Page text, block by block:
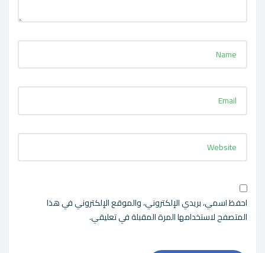
احفظ اسمي، بريدي الإلكتروني، والموقع الإلكتروني في هذا
المتصفح لاستخدامها المرة المقبلة في تعليقي.